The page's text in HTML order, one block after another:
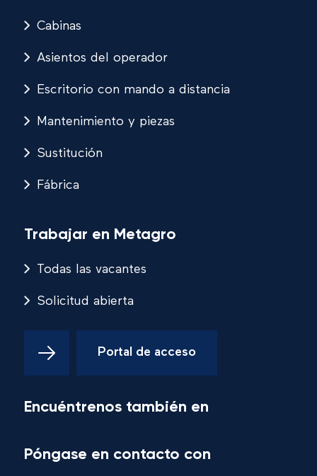
Cabinas
Asientos del operador
Escritorio con mando a distancia
Mantenimiento y piezas
Sustitución
Fábrica
Trabajar en Metagro
Todas las vacantes
Solicitud abierta
Portal de acceso
Encuéntrenos también en
Póngase en contacto con